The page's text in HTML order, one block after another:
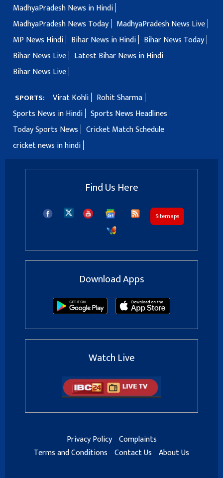
MadhyaPradesh News in Hindi
MadhyaPradesh News Today
MadhyaPradesh News Live
MP News Hindi
Bihar News in Hindi
Bihar News Today
Bihar News Live
Latest Bihar News in Hindi
Bihar News Live
SPORTS: Virat Kohli
Rohit Sharma
Sports News in Hindi Sports News Headlines
Today Sports News
Cricket Match Schedule
cricket news in hindi
Find Us Here
Sitemaps
Download Apps
Watch Live
Privacy Policy Complaints
Terms and Conditions Contact Us About Us